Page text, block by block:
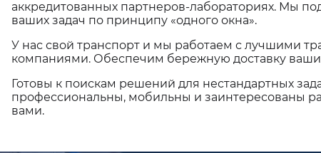
аккредитованных партнеров-лабораториях. Мы
ваших задач по принципу «одного окна».
У нас свой транспорт и мы работаем с лучшими
компаниями. Обеспечим бережную доставку
Готовы к поискам решений для нестандартных
профессиональны, мобильны и заинтересованы
вами.